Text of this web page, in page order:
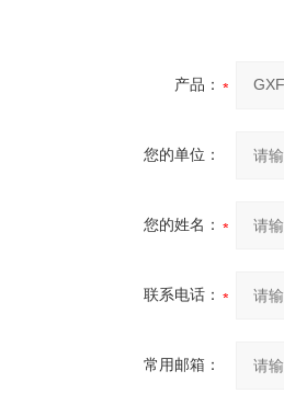
产品：
您的单位：
您的姓名：
联系电话：
常用邮箱：